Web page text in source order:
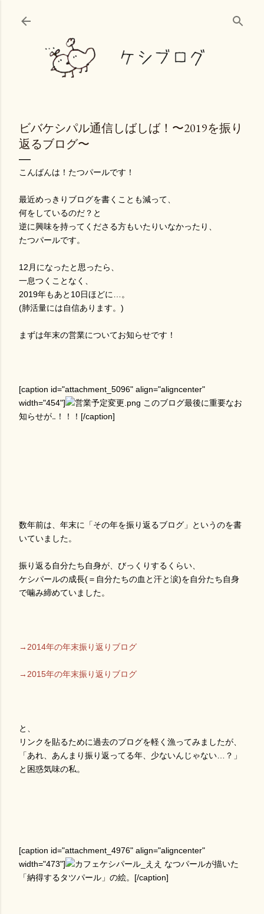
スキップしてメイン コンテンツに移動
ビバケシパル通信しばしば！〜2019を振り
返るブログ〜
こんばんは！たつパールです！
最近めっきりブログを書くことも減って、
何をしているのだ？と
逆に興味を持ってくださる方もいたりいなかったり、
たつパールです。
12月になったと思ったら、
一息つくことなく、
2019年もあと10日ほどに…。
(肺活量には自信あります。)
まずは年末の営業についてお知らせです！
[caption id="attachment_5096" align="aligncenter"
width="454"]
このブログ最後に重要なお
知らせが‥！！！[/caption]
数年前は、年末に「その年を振り返るブログ」というのを書
いていました。
振り返る自分たち自身が、びっくりするくらい、
ケシパールの成長(＝自分たちの血と汗と涙)を自分たち自身
で噛み締めていました。
→2014年の年末振り返りブログ
→2015年の年末振り返りブログ
と、
リンクを貼るために過去のブログを軽く漁ってみましたが、
「あれ、あんまり振り返ってる年、少ないんじゃない…？」
と困惑気味の私。
[caption id="attachment_4976" align="aligncenter"
width="473"]
なつパールが描いた
「納得するタツパール」の絵。[/caption]